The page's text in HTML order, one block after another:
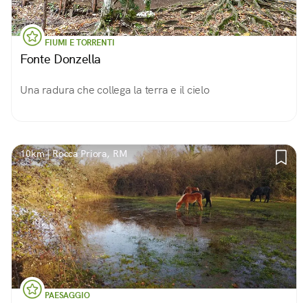
FIUMI E TORRENTI
Fonte Donzella
Una radura che collega la terra e il cielo
10km | Rocca Priora, RM
PAESAGGIO